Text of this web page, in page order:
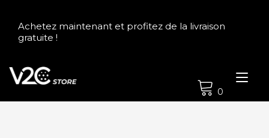
Achetez maintenant et profitez de la livraison
gratuite !
0